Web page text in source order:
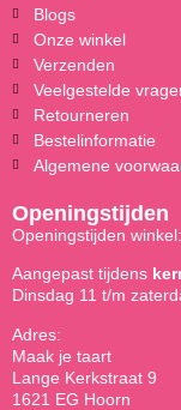
Blogs
Onze winkel
Verzenden
Veelgestelde
Retourneren
Bestelinformatie
Algemene
Openingstijden
Openingstijden winkel:
Aangepast tijdens
Dinsdag 11 t/m
Adres:
Maak je taart
Lange Kerkstraat 9
1621 EG Hoorn